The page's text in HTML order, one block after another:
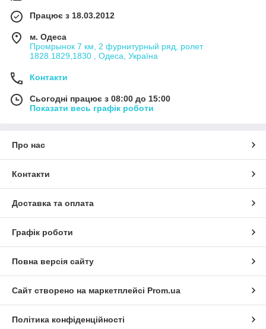
Працює з 18.03.2012
м. Одеса
Промрынок 7 км, 2 фурнитурный ряд, ролет
1828.1829,1830 , Одеса, Україна
Контакти
Сьогодні працює з 08:00 до 15:00
Показати весь графік роботи
Про нас
Контакти
Доставка та оплата
Графік роботи
Повна версія сайту
Сайт створено на маркетплейсі Prom.ua
Політика конфіденційності